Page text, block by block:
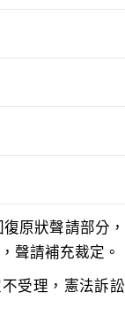
原狀聲請部分，
受理，憲法訴訟